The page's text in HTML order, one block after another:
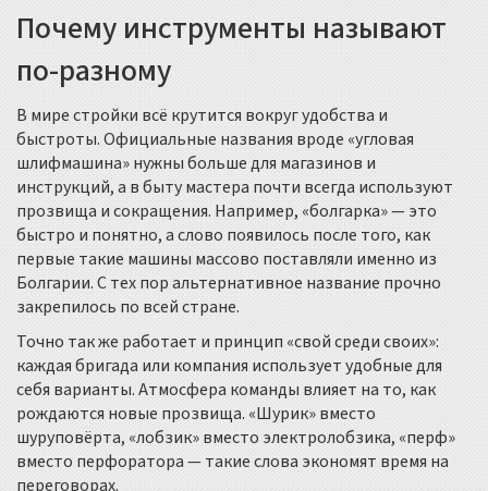
Почему инструменты называют
по-разному
В мире стройки всё крутится вокруг удобства и
быстроты. Официальные названия вроде «угловая
шлифмашина» нужны больше для магазинов и
инструкций, а в быту мастера почти всегда используют
прозвища и сокращения. Например, «болгарка» — это
быстро и понятно, а слово появилось после того, как
первые такие машины массово поставляли именно из
Болгарии. С тех пор альтернативное название прочно
закрепилось по всей стране.
Точно так же работает и принцип «свой среди своих»:
каждая бригада или компания использует удобные для
себя варианты. Атмосфера команды влияет на то, как
рождаются новые прозвища. «Шурик» вместо
шуруповёрта, «лобзик» вместо электролобзика, «перф»
вместо перфоратора — такие слова экономят время на
переговорах.